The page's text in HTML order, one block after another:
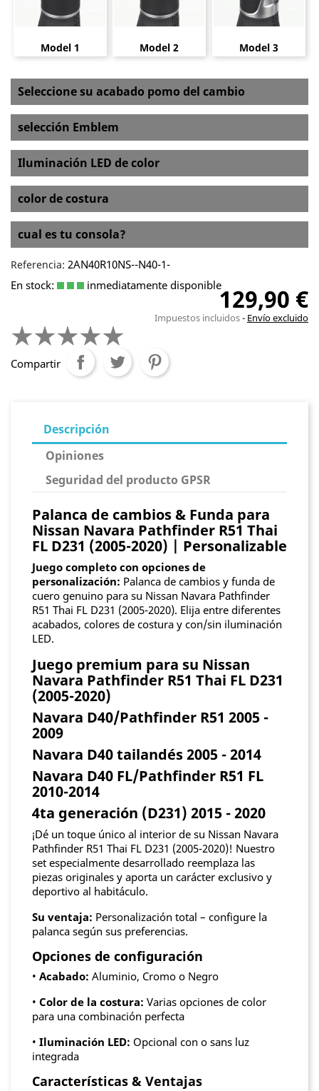
Model 1 Model 2 Model 3
Seleccione su acabado pomo del cambio
selección Emblem
Iluminación LED de color
color de costura
cual es tu consola?
Referencia: 2AN40R10NS--N40-1-
En stock:
inmediatamente disponible129,90 €
Impuestos incluidos Envío excluido
Compartir
Descripción
Opiniones
Seguridad del producto GPSR
Palanca de cambios & Funda para
Nissan Navara Pathfinder R51 Thai
FL D231 (2005-2020) | Personalizable
Juego completo con opciones de
personalización: Palanca de cambios y funda de
cuero genuino para su Nissan Navara Pathfinder
R51 Thai FL D231 (2005-2020). Elija entre diferentes
acabados, colores de costura y con/sin iluminación
LED.
Juego premium para su Nissan
Navara Pathfinder R51 Thai FL D231
(2005-2020)
Navara D40/Pathfinder R51 2005 -
2009
Navara D40 tailandés 2005 - 2014
Navara D40 FL/Pathfinder R51 FL
2010-2014
4ta generación (D231) 2015 - 2020
¡Dé un toque único al interior de su Nissan Navara
Pathfinder R51 Thai FL D231 (2005-2020)! Nuestro
set especialmente desarrollado reemplaza las
piezas originales y aporta un carácter exclusivo y
deportivo al habitáculo.
Su ventaja: Personalización total – configure la
palanca según sus preferencias.
Opciones de configuración
• Acabado: Aluminio, Cromo o Negro
• Color de la costura: Varias opciones de color
para una combinación perfecta
• Iluminación LED: Opcional con o sans luz
integrada
Características & Ventajas